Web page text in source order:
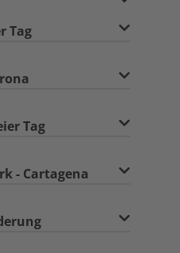
Tag
Tag
- Cartagena